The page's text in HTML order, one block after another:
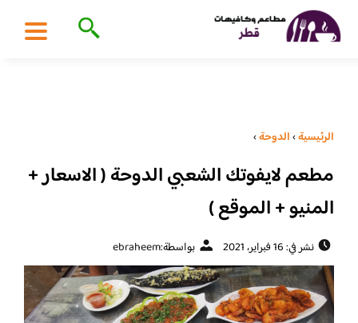
الرئيسية›الدوحة›
مطعم لايفوتك الشعبي الدوحة ( الاسعار +
المنيو + الموقع )
نشر في: 16 فبراير، 2021 بواسطة:ebraheem